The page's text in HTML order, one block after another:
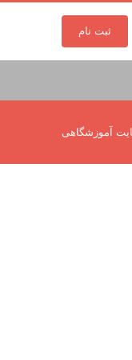
ثبت نام
آموزشگاهی